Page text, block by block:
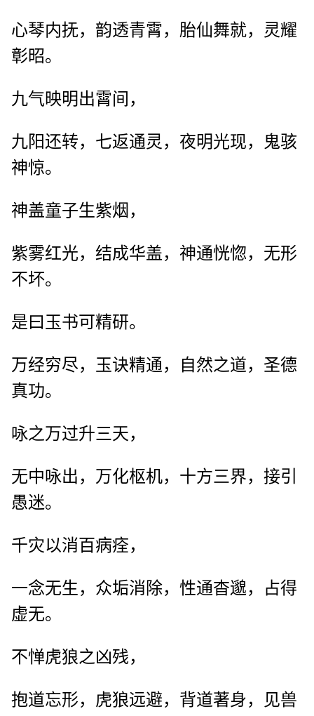
心琴内抚，韵透青霄，胎仙舞就，灵耀
彰昭。
九气映明出霄间，
九阳还转，七返通灵，夜明光现，鬼骇
神惊。
神盖童子生紫烟，
紫雾红光，结成华盖，神通恍惚，无形
不坏。
是曰玉书可精研。
万经穷尽，玉诀精通，自然之道，圣德
真功。
咏之万过升三天，
无中咏出，万化枢机，十方三界，接引
愚迷。
千灾以消百病痊，
一念无生，众垢消除，性通杳邈，占得
虚无。
不惮虎狼之凶残，
抱道忘形，虎狼远避，背道著身，见兽